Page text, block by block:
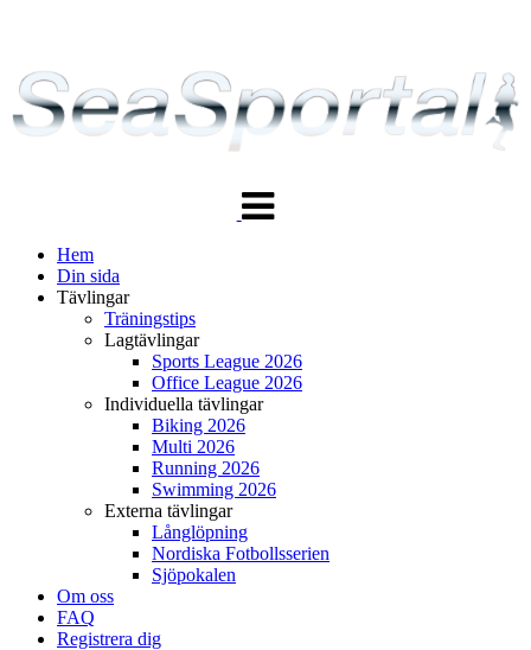
navigering
Hem
Din sida
Tävlingar
Träningstips
Lagtävlingar
Sports League 2026
Office League 2026
Individuella tävlingar
Biking 2026
Multi 2026
Running 2026
Swimming 2026
Externa tävlingar
Långlöpning
Nordiska Fotbollsserien
Sjöpokalen
Om oss
FAQ
Registrera dig